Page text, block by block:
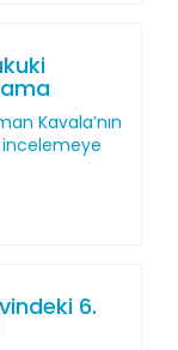
Kavala’nın
6.